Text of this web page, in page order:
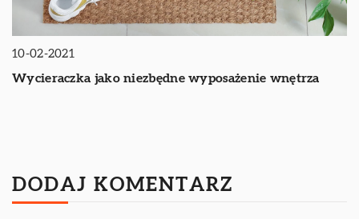
10-02-2021
Wycieraczka jako niezbędne wyposażenie wnętrza
DODAJ KOMENTARZ